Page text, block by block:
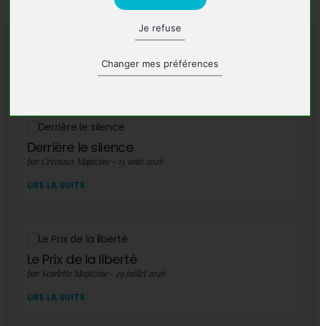
Je refuse
Changer mes préférences
A lire également
Derrière le silence
par Cévennes Magazine - 15 août 2026
LIRE LA SUITE
Le Prix de la liberté
par Scarlette Magazine - 29 juillet 2026
LIRE LA SUITE